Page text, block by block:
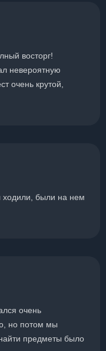
восторг!
невероятную
очень крутой,
были на нем
очень
но потом мы
предметы было